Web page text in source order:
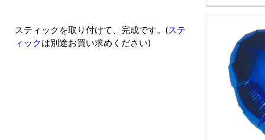
スティックを取り付けて、完成です。(ステ
ィックは別途お買い求めください)